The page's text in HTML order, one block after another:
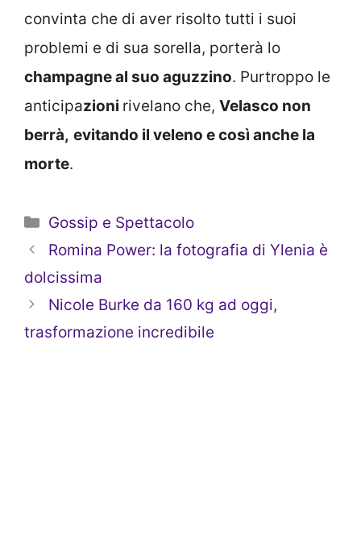
convinta che di aver risolto tutti i suoi
problemi e di sua sorella, porterà lo
champagne al suo aguzzino. Purtroppo le
anticipazioni rivelano che, Velasco non
berrà, evitando il veleno e così anche la
morte.
Categorie
Gossip e Spettacolo
Romina Power: la fotografia di Ylenia è
dolcissima
Nicole Burke da 160 kg ad oggi,
trasformazione incredibile